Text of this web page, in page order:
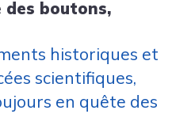
des boutons,
historiques et
scientifiques,
en quête des